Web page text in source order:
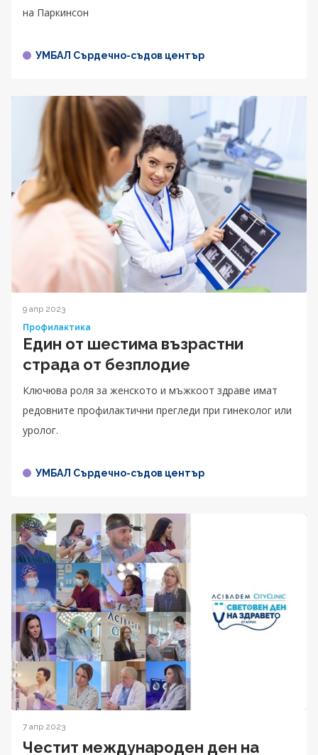
на Паркинсон
УМБАЛ Сърдечно-съдов център
9 апр 2023
Профилактика
Eдин от шестима възрастни
страда от безплодие
Ключюва роля за женското и мъжкоот здраве имат
редовните профилактични прегледи при гинеколог или
уролог.
УМБАЛ Сърдечно-съдов център
7 апр 2023
Честит международен ден на